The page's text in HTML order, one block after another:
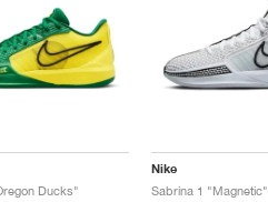
Ducks"
Nike
Sabrina 1 "Magnetic"